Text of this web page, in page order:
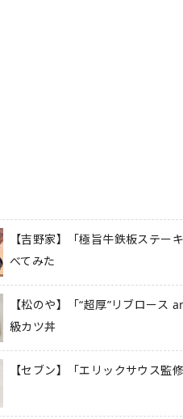
【吉野家】「極旨牛鉄板ステ
べてみた
【松のや】「“超厚”リブロー
級カツ丼
【セブン】「エリックサウス監